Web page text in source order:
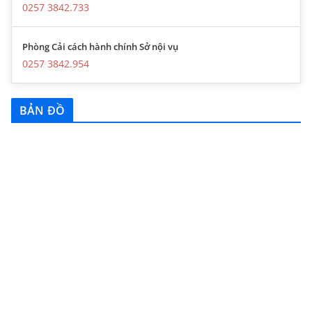
0257 3842.733
Phòng Cải cách hành chính Sở nội vụ
0257 3842.954
BẢN ĐỒ